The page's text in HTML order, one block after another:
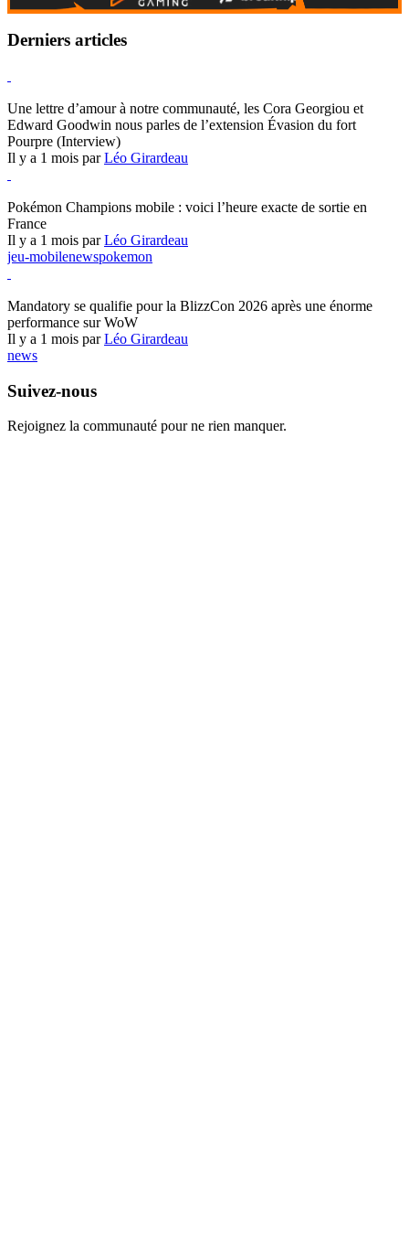
Derniers articles
Une lettre d’amour à notre communauté, les Cora Georgiou et
Edward Goodwin nous parles de l’extension Évasion du fort
Pourpre (Interview)
Il y a 1 mois parLéo Girardeau
Pokémon Champions mobile : voici l’heure exacte de sortie en
France
Il y a 1 mois parLéo Girardeau
jeu-mobilenewspokemon
Mandatory se qualifie pour la BlizzCon 2026 après une énorme
performance sur WoW
Il y a 1 mois parLéo Girardeau
news
Suivez-nous
Rejoignez la communauté pour ne rien manquer.